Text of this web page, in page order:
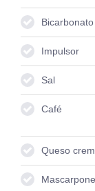
Bicarbonato
Impulsor
Sal
Café
Queso
Mascarpone